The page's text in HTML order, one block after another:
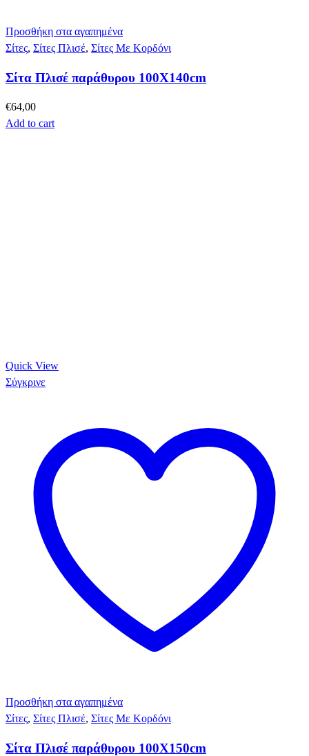
Προσθήκη στα αγαπημένα
Σίτες, Σίτες Πλισέ, Σίτες Με Κορδόνι
Σίτα Πλισέ παράθυρου 100Χ140cm
€64,00
Add to cart
Quick View
Σύγκρινε
Προσθήκη στα αγαπημένα
Σίτες, Σίτες Πλισέ, Σίτες Με Κορδόνι
Σίτα Πλισέ παράθυρου 100Χ150cm